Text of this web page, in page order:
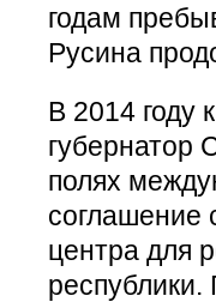
годам
Русина
В 2014 году
губернатор
полях
соглашение
центра для
республики.